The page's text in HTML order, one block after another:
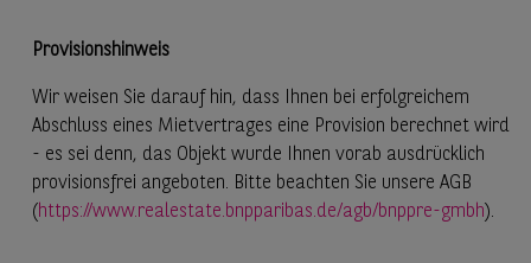
Provisionshinweis
Wir weisen Sie darauf hin, dass Ihnen bei erfolgreichem
Abschluss eines Mietvertrages eine Provision berechnet wird
- es sei denn, das Objekt wurde Ihnen vorab ausdrücklich
provisionsfrei angeboten. Bitte beachten Sie unsere AGB
(https://www.realestate.bnpparibas.de/agb/bnppre-gmbh).